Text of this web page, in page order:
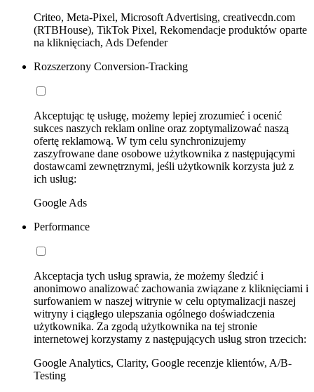
Criteo, Meta-Pixel, Microsoft Advertising, creativecdn.com
(RTBHouse), TikTok Pixel, Rekomendacje produktów oparte
na kliknięciach, Ads Defender
Rozszerzony Conversion-Tracking
Akceptując tę usługę, możemy lepiej zrozumieć i ocenić
sukces naszych reklam online oraz zoptymalizować naszą
ofertę reklamową. W tym celu synchronizujemy
zaszyfrowane dane osobowe użytkownika z następującymi
dostawcami zewnętrznymi, jeśli użytkownik korzysta już z
ich usług:
Google Ads
Performance
Akceptacja tych usług sprawia, że możemy śledzić i
anonimowo analizować zachowania związane z kliknięciami i
surfowaniem w naszej witrynie w celu optymalizacji naszej
witryny i ciągłego ulepszania ogólnego doświadczenia
użytkownika. Za zgodą użytkownika na tej stronie
internetowej korzystamy z następujących usług stron trzecich:
Google Analytics, Clarity, Google recenzje klientów, A/B-
Testing